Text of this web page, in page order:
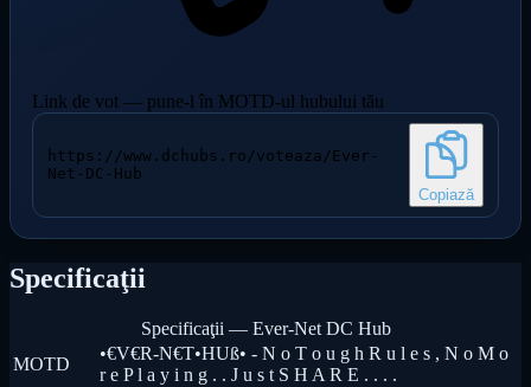
Link de vot — pune-l în MOTD-ul hubului tău
https://www.dchubs.ro/voteaza/Ever-
Net-DC-Hub
Copiază
Specificaţii
Specificaţii — Ever-Net DC Hub
MOTD
•€V€R-N€T•HUß• - N o T o u g h R u l e s , N o M o
r e P l a y i n g . . J u s t S H A R E . . . .